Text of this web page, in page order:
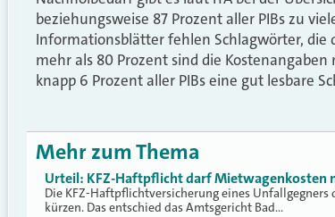
beziehungsweise 87 Prozent aller PIBs zu
Informationsblätter fehlen Schlagwörter, die
mehr als 80 Prozent sind die
knapp 6 Prozent aller PIBs eine gut lesbare
Mehr zum Thema
Urteil: KFZ-Haftpflicht darf Mietwagenkosten
Die KFZ-Haftpflichtversicherung eines
kürzen. Das entschied das Amtsgericht Bad…